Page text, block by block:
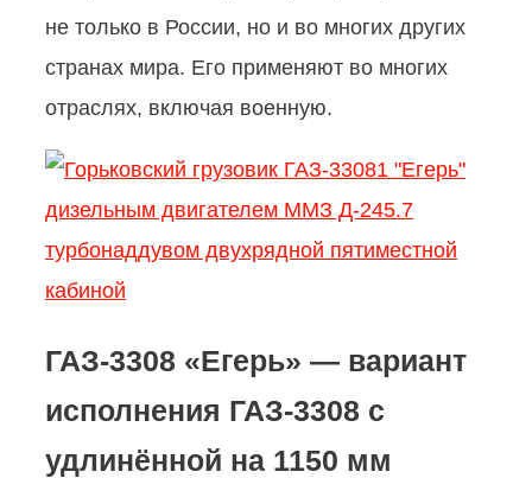
не только в России, но и во многих других
странах мира. Его применяют во многих
отраслях, включая военную.
ГАЗ-3308 «Егерь» — вариант
исполнения ГАЗ-3308 с
удлинённой на 1150 мм